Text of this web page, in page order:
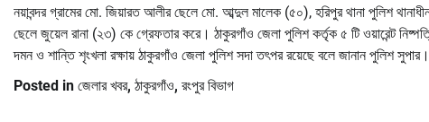
নয়াবন্দর গ্রামের মো. জিয়ারত আলীর ছেলে মো. আব্দুল মালেক (৫০), হরিপুর থানা পুলিশ
ছেলে জুয়েল রানা (২৩) কে গ্রেফতার করে। ঠাকুরগাঁও জেলা পুলিশ কর্তৃক ৫ টি ওয়ারেন্ট
দমন ও শান্তি শৃংখলা রক্ষায় ঠাকুরগাঁও জেলা পুলিশ সদা তৎপর রয়েছে বলে জানান পুলিশ সুপার।
Posted in জেলার খবর, ঠাকুরগাঁও, রংপুর বিভাগ